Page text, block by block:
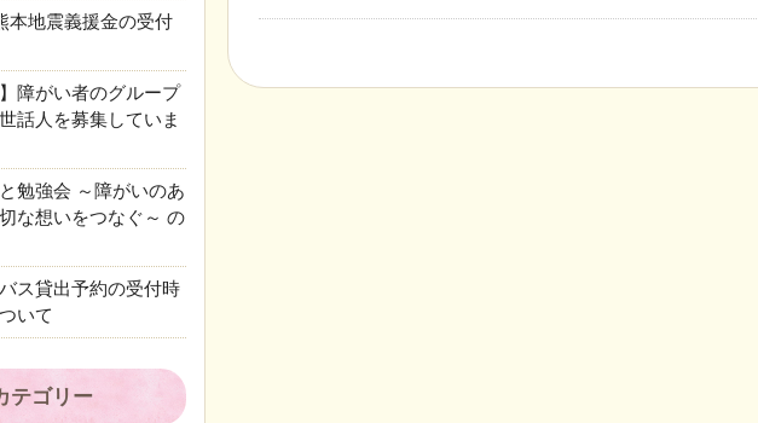
本地震義援金の受付
】障がい者のグループ
話人を募集していま
勉強会 ～障がいのあ
な想いをつなぐ～ の
ス貸出予約の受付時
いて
テゴリー